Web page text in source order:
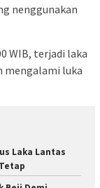
nenggunakan
WIB, terjadi laka
mengalami luka
Laka Lantas